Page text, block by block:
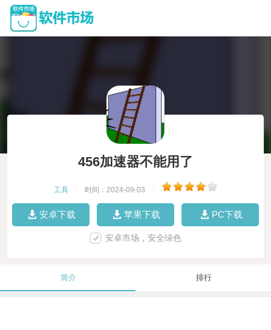
456加速器不能用了
工具 时间：2024-09-03
安卓下载 苹果下载 PC下载
安卓市场，安全绿色
简介 排行